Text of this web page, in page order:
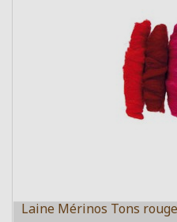
Laine Mérinos Tons